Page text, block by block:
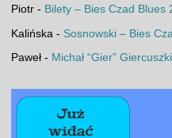
Piotr- Bilety – Bies Czad Blues
Kalińska - Sosnowski – Bies
Paweł- Michał “Gier”